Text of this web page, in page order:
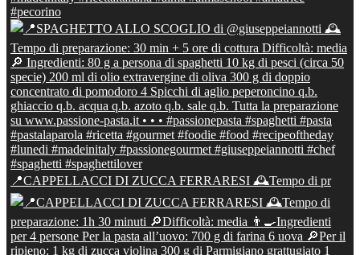
📍CAPPELLACCI DI ZUCCA FERRARESI 🕰Tempo di pr